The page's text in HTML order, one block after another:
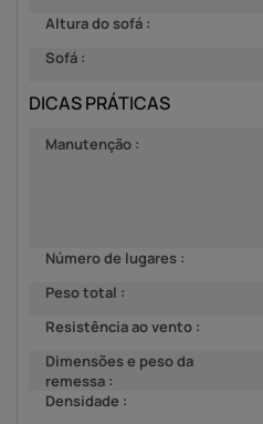
Altura do sofá :
Sofá :
DICAS PRÁTICAS
Manutenção :
Número de lugares :
Peso total :
Resistência ao vento :
Dimensões e peso da
remessa :
Densidade :